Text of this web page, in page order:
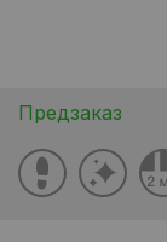
Предзаказ